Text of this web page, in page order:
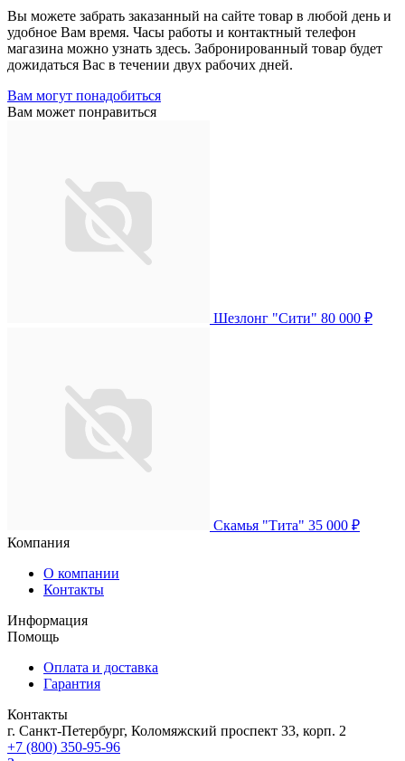
Вы можете забрать заказанный на сайте товар в любой день и
удобное Вам время. Часы работы и контактный телефон
магазина можно узнать здесь. Забронированный товар будет
дожидаться Вас в течении двух рабочих дней.
Вам могут понадобиться
Вам может понравиться
Шезлонг "Сити" 80 000 ₽
Скамья "Тита" 35 000 ₽
Компания
О компании
Контакты
Информация
Помощь
Оплата и доставка
Гарантия
Контакты
г. Санкт-Петербург, Коломяжский проспект 33, корп. 2
+7 (800) 350-95-96